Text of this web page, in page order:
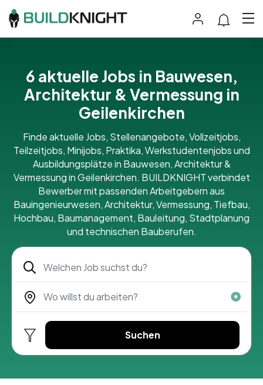
6 aktuelle Jobs in Bauwesen,
Architektur & Vermessung in
Geilenkirchen
Finde aktuelle Jobs, Stellenangebote, Vollzeitjobs,
Teilzeitjobs, Minijobs, Praktika, Werkstudentenjobs und
Ausbildungsplätze in Bauwesen, Architektur &
Vermessung in Geilenkirchen. BUILDKNIGHT verbindet
Bewerber mit passenden Arbeitgebern aus
Bauingenieurwesen, Architektur, Vermessung, Tiefbau,
Hochbau, Baumanagement, Bauleitung, Stadtplanung
und technischen Bauberufen.
Suchen